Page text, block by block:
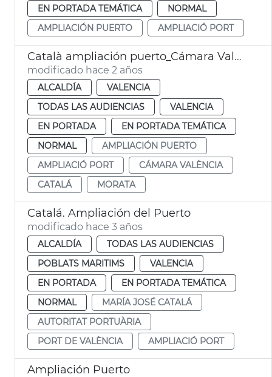
EN PORTADA TEMÁTICA
NORMAL
AMPLIACIÓN PUERTO
AMPLIACIÓ PORT
Català ampliación puerto_Cámara Valencia
modificado hace 2 años
ALCALDÍA
VALENCIA
TODAS LAS AUDIENCIAS
VALENCIA
EN PORTADA
EN PORTADA TEMÁTICA
NORMAL
AMPLIACIÓN PUERTO
AMPLIACIÓ PORT
CÁMARA VALÈNCIA
CATALÁ
MORATA
Catalá. Ampliación del Puerto
modificado hace 3 años
ALCALDÍA
TODAS LAS AUDIENCIAS
POBLATS MARITIMS
VALENCIA
EN PORTADA
EN PORTADA TEMÁTICA
NORMAL
MARÍA JOSÉ CATALÁ
AUTORITAT PORTUÀRIA
PORT DE VALÈNCIA
AMPLIACIÓ PORT
Ampliación Puerto